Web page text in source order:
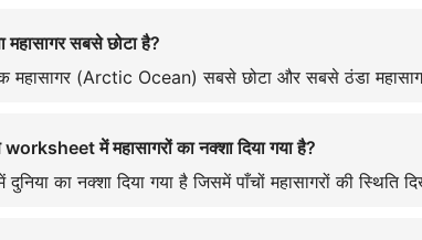
महासागर सबसे छोटा है?
महासागर (Arctic Ocean) सबसे छोटा और सबसे ठंडा
worksheet में महासागरों का नक्शा दिया गया है?
दुनिया का नक्शा दिया गया है जिसमें पाँचों महासागरों की स्थिति